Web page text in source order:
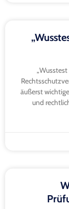
äußerst
und